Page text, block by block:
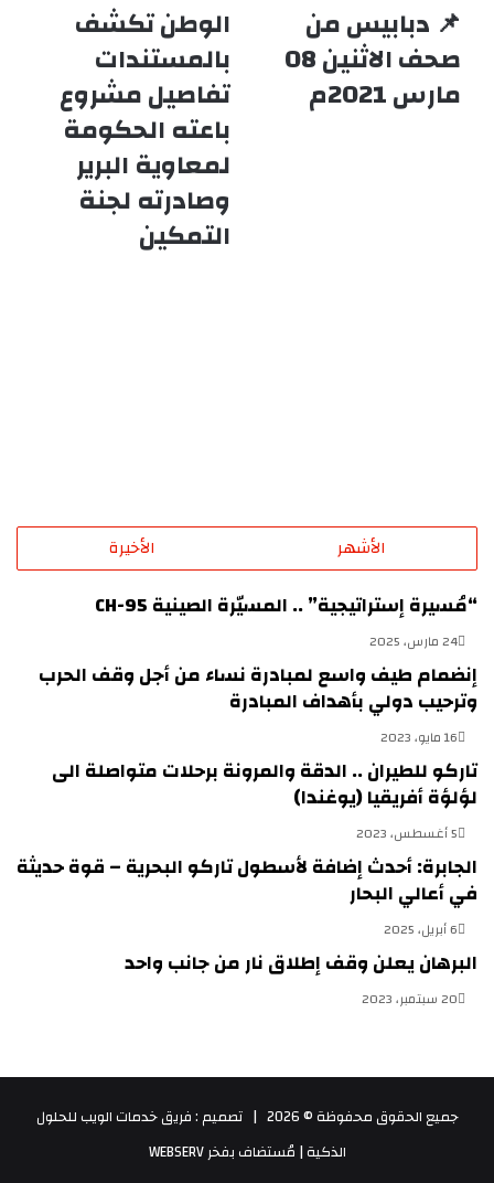
الوطن
تكشف
بالمستندات
تفاصيل
مشروع
باعته
الحكومة
لمعاوية
البرير
وصادرته
لجنة
الوطن تكشف
بالمستندات
تفاصيل مشروع
باعته الحكومة
لمعاوية البرير
وصادرته لجنة
التمكين
📌
دبابيس
من
صحف
الاثنين
📌 دبابيس من
صحف الاثنين 08
مارس 2021م
الأشهر الأخيرة
“مُسيرة إستراتيجية” .. المسيّرة الصينية CH-95
24 مارس، 2025
إنضمام طيف واسع لمبادرة نساء من أجل وقف الحرب
وترحيب دولي بأهداف المبادرة
16 مايو، 2023
تاركو للطيران .. الدقة والمرونة برحلات متواصلة الى
لؤلؤة أفريقيا (يوغندا)
5 أغسطس، 2023
الجابرة: أحدث إضافة لأسطول تاركو البحرية – قوة حديثة
في أعالي البحار
6 أبريل، 2025
البرهان يعلن وقف إطلاق نار من جانب واحد
20 سبتمبر، 2023
جميع الحقوق محفوظة © 2026 |
تصميم : فريق خدمات الويب للحلول
الذكية | مُستضاف بفخرWEBSERV